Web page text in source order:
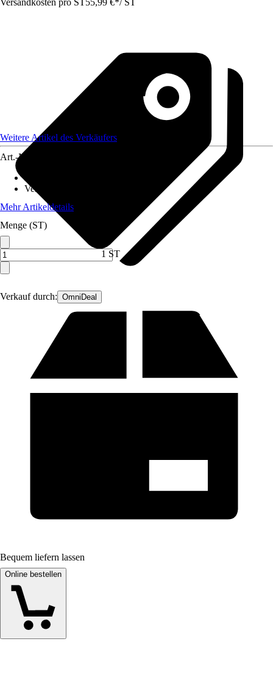
Versandkosten pro ST 55,99 €*/ ST
Verkauf durch: OmniDeal
Weitere Artikel des Verkäufers
Art.-Nr.
Verbindung
Mehr Artikeldetails
Menge (ST)
1 ST
Bequem liefern lassen
Online bestellen